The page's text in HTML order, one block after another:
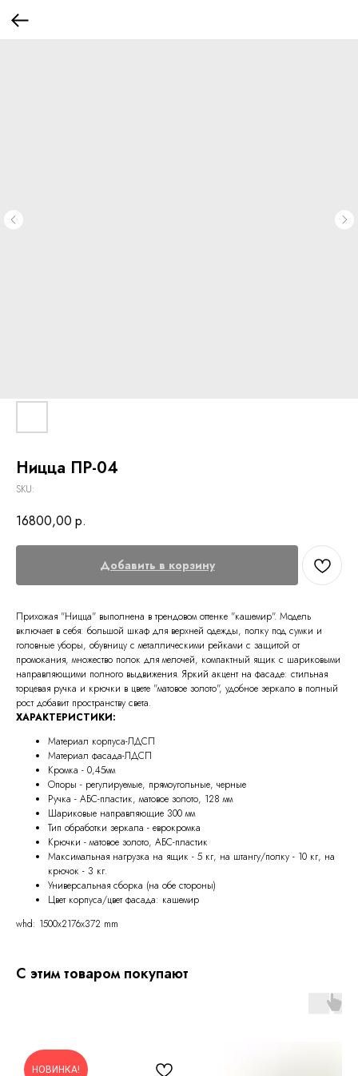
Ницца ПР-04
SKU:
16800,00 р.
Добавить в корзину
Прихожая "Ницца" выполнена в трендовом оттенке "кашемир". Модель
включает в себя: большой шкаф для верхней одежды, полку под сумки и
головные уборы, обувницу с металлическими рейками с защитой от
промокания, множество полок для мелочей, компактный ящик с шариковыми
направляющими полного выдвижения. Яркий акцент на фасаде: стильная
торцевая ручка и крючки в цвете "матовое золото", удобное зеркало в полный
рост добавит пространству света.
ХАРАКТЕРИСТИКИ:
Материал корпуса-ЛДСП
Материал фасада-ЛДСП
Кромка - 0,45мм
Опоры - регулируемые, прямоугольные, черные
Ручка - АБС-пластик, матовое золото, 128 мм
Шариковые направляющие 300 мм
Тип обработки зеркала - еврокромка
Крючки - матовое золото, АБС-пластик
Максимальная нагрузка на ящик - 5 кг, на штангу/полку - 10 кг, на
крючок - 3 кг.
Универсальная сборка (на обе стороны)
Цвет корпуса/цвет фасада: кашемир
whd: 1500x2176x372 mm
С этим товаром покупают
НОВИНКА!